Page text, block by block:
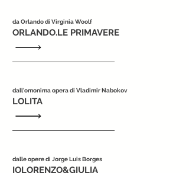
da Orlando di Virginia Woolf
ORLANDO.LE PRIMAVERE
dall'omonima opera di Vladimir Nabokov
LOLITA
dalle opere di Jorge Luis Borges
IOLORENZO&GIULIA